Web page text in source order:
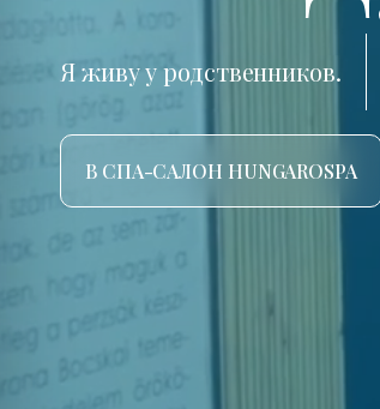
Я живу у родственников.
В СПА-САЛОН HUNGAROSPA